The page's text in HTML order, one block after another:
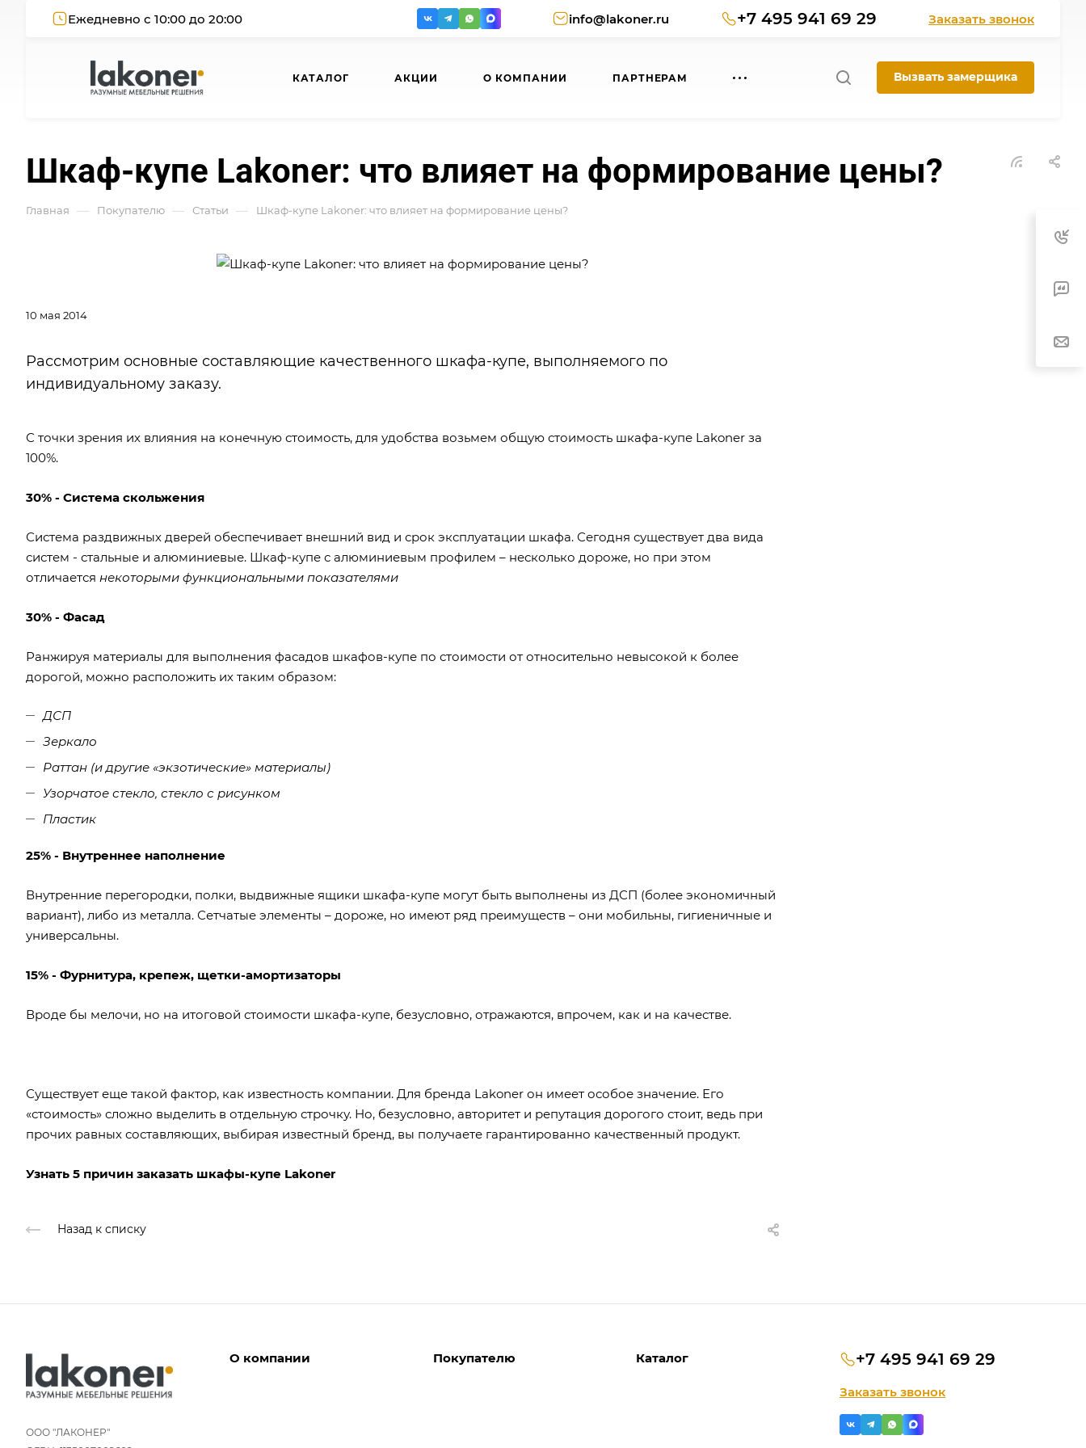
Ежедневно с 10:00 до 20:00 info@lakoner.ru +7 495 941 69 29 Заказать звонок
КАТАЛОГ АКЦИИ О КОМПАНИИ ПАРТНЕРАМ Вызвать замерщика
Шкаф-купе Lakoner: что влияет на формирование цены?
Главная — Покупателю — Статьи — Шкаф-купе Lakoner: что влияет на формирование цены?
10 мая 2014
Рассмотрим основные составляющие качественного шкафа-купе, выполняемого по
индивидуальному заказу.
С точки зрения их влияния на конечную стоимость, для удобства возьмем общую стоимость шкафа-купе Lakoner за
100%.
30% - Система скольжения
Система раздвижных дверей обеспечивает внешний вид и срок эксплуатации шкафа. Сегодня существует два вида
систем - стальные и алюминиевые. Шкаф-купе с алюминиевым профилем – несколько дороже, но при этом
отличается некоторыми функциональными показателями
30% - Фасад
Ранжируя материалы для выполнения фасадов шкафов-купе по стоимости от относительно невысокой к более
дорогой, можно расположить их таким образом:
ДСП
Зеркало
Раттан (и другие «экзотические» материалы)
Узорчатое стекло, стекло с рисунком
Пластик
25% - Внутреннее наполнение
Внутренние перегородки, полки, выдвижные ящики шкафа-купе могут быть выполнены из ДСП (более экономичный
вариант), либо из металла. Сетчатые элементы – дороже, но имеют ряд преимуществ – они мобильны, гигиеничные и
универсальны.
15% - Фурнитура, крепеж, щетки-амортизаторы
Вроде бы мелочи, но на итоговой стоимости шкафа-купе, безусловно, отражаются, впрочем, как и на качестве.
Существует еще такой фактор, как известность компании. Для бренда Lakoner он имеет особое значение. Его
«стоимость» сложно выделить в отдельную строчку. Но, безусловно, авторитет и репутация дорогого стоит, ведь при
прочих равных составляющих, выбирая известный бренд, вы получаете гарантированно качественный продукт.
Узнать 5 причин заказать шкафы-купе Lakoner
Назад к списку
ООО "ЛАКОНЕР"
О компании Покупателю Каталог +7 495 941 69 29
Заказать звонок